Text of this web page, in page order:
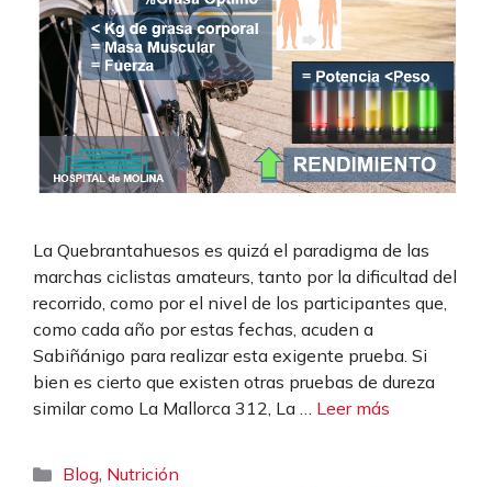
La Quebrantahuesos es quizá el paradigma de las
marchas ciclistas amateurs, tanto por la dificultad del
recorrido, como por el nivel de los participantes que,
como cada año por estas fechas, acuden a
Sabiñánigo para realizar esta exigente prueba. Si
bien es cierto que existen otras pruebas de dureza
similar como La Mallorca 312, La … Leer más
Categorías
Blog, Nutrición